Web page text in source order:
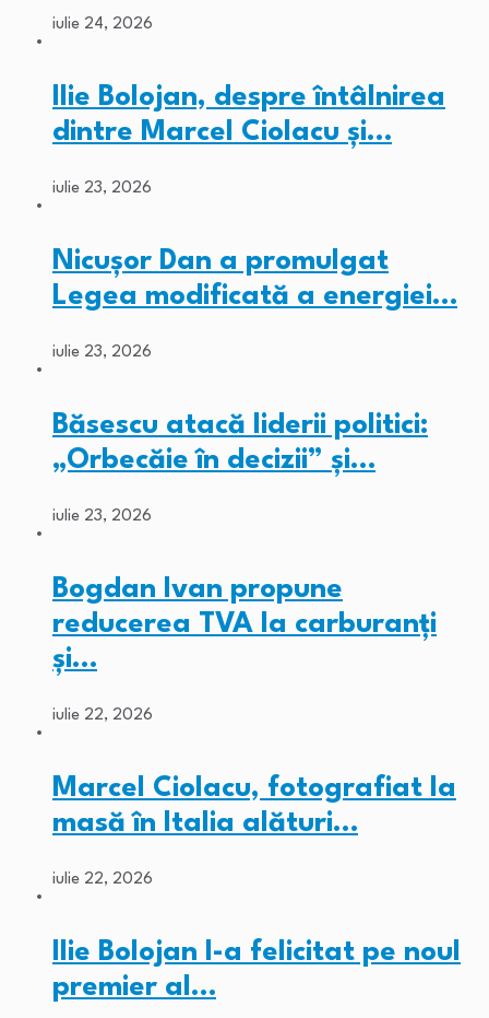
iulie 24, 2026
Ilie Bolojan, despre întâlnirea
dintre Marcel Ciolacu și…
iulie 23, 2026
Nicușor Dan a promulgat
Legea modificată a energiei…
iulie 23, 2026
Băsescu atacă liderii politici:
„Orbecăie în decizii” și…
iulie 23, 2026
Bogdan Ivan propune
reducerea TVA la carburanți
și…
iulie 22, 2026
Marcel Ciolacu, fotografiat la
masă în Italia alături…
iulie 22, 2026
Ilie Bolojan l-a felicitat pe noul
premier al…